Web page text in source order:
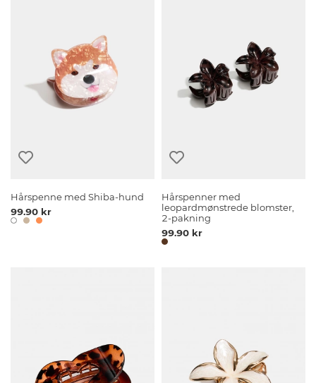
Hårspenne med Shiba-hund
99.90 kr
Hårspenner med
leopardmønstrede blomster,
2-pakning
99.90 kr